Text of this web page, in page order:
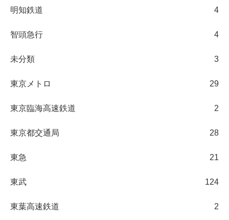
明知鉄道 4
智頭急行 4
未分類 3
東京メトロ 29
東京臨海高速鉄道 2
東京都交通局 28
東急 21
東武 124
東葉高速鉄道 2